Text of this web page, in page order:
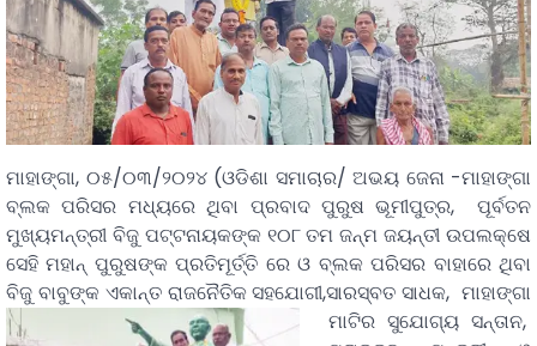
ମାହାଙ୍ଗା, ୦୫/୦୩/୨୦୨୪ (ଓଡିଶା ସମାଚାର/ ଅଭୟ ଜେନା -ମାହାଙ୍ଗା
ବ୍ଲକ ପରିସର ମଧ୍ୟରେ ଥିବା ପ୍ରବାଦ ପୁରୁଷ ଭୂମୀପୁତ୍ର, ପୂର୍ବତନ
ମୁଖ୍ୟମନ୍ତ୍ରୀ ବିଜୁ ପଟ୍ଟନାୟକଙ୍କ ୧୦୮ ତମ ଜନ୍ମ ଜୟନ୍ତୀ ଉପଲକ୍ଷେ
ସେହି ମହାନ୍ ପୁରୁଷଙ୍କ ପ୍ରତିମୂର୍ତ୍ତି ରେ ଓ ବ୍ଲକ ପରିସର ବାହାରେ ଥିବା
ବିଜୁ ବାବୁଙ୍କ ଏକାନ୍ତ ରାଜନୈତିକ ସହଯୋଗୀ,ସାରସ୍ବତ ସାଧକ, ମାହାଙ୍ଗା
ମାଟିର ସୁଯୋଗ୍ୟ ସନ୍ତାନ,